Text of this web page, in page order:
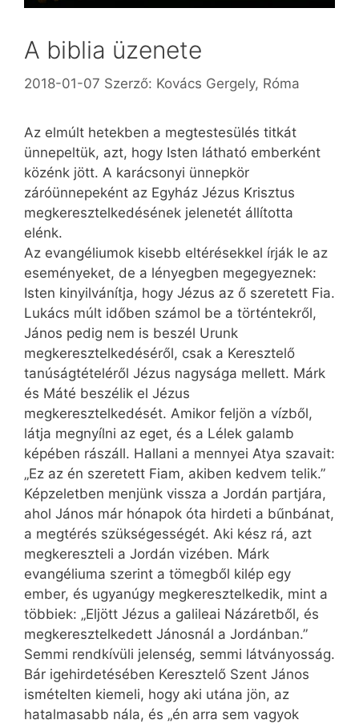
A biblia üzenete
2018-01-07 Szerző: Kovács Gergely, Róma
Az elmúlt hetekben a megtestesülés titkát
ünnepeltük, azt, hogy Isten látható emberként
közénk jött. A karácsonyi ünnepkör
záróünnepeként az Egyház Jézus Krisztus
megkeresztelkedésének jelenetét állította
elénk.
Az evangéliumok kisebb eltérésekkel írják le az
eseményeket, de a lényegben megegyeznek:
Isten kinyilvánítja, hogy Jézus az ő szeretett Fia.
Lukács múlt időben számol be a történtekről,
János pedig nem is beszél Urunk
megkeresztelkedéséről, csak a Keresztelő
tanúságtételéről Jézus nagysága mellett. Márk
és Máté beszélik el Jézus
megkeresztelkedését. Amikor feljön a vízből,
látja megnyílni az eget, és a Lélek galamb
képében rászáll. Hallani a mennyei Atya szavait:
„Ez az én szeretett Fiam, akiben kedvem telik.”
Képzeletben menjünk vissza a Jordán partjára,
ahol János már hónapok óta hirdeti a bűnbánat,
a megtérés szükségességét. Aki kész rá, azt
megkereszteli a Jordán vizében. Márk
evangéliuma szerint a tömegből kilép egy
ember, és ugyanúgy megkeresztelkedik, mint a
többiek: „Eljött Jézus a galileai Názáretből, és
megkeresztelkedett Jánosnál a Jordánban.”
Semmi rendkívüli jelenség, semmi látványosság.
Bár igehirdetésében Keresztelő Szent János
ismételten kiemeli, hogy aki utána jön, az
hatalmasabb nála, és „én arra sem vagyok